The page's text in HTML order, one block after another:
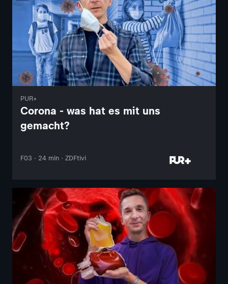
PUR+
Corona - was hat es mit uns
gemacht?
F03 · 24 min · ZDFtivi